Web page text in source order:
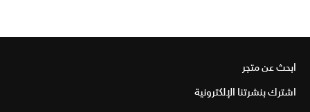
ابحث عن متجر
اشترك بنشرتنا الإلكترونية